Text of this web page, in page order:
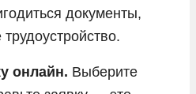
документы,
онлайн. Выберите